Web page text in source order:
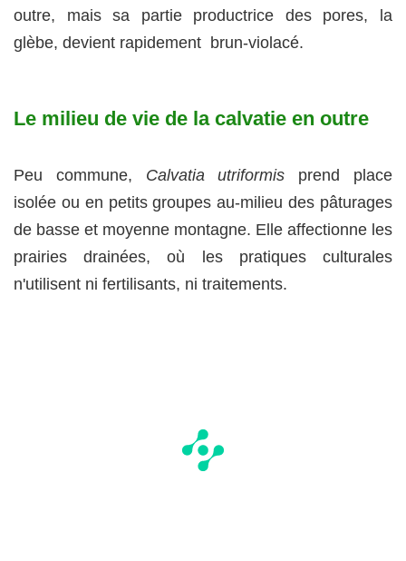
outre, mais sa partie productrice des pores, la
glèbe, devient rapidement brun-violacé.
Le milieu de vie de la calvatie en outre
Peu commune, Calvatia utriformis prend place
isolée ou en petits groupes au-milieu des pâturages
de basse et moyenne montagne. Elle affectionne les
prairies drainées, où les pratiques culturales
n'utilisent ni fertilisants, ni traitements.